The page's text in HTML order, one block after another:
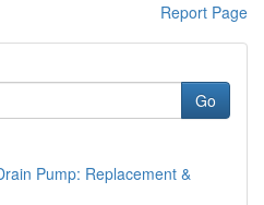
Report Page
Go
Pump: Replacement &